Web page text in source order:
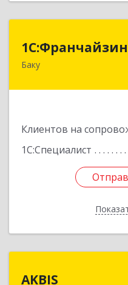
Баку
Клиентов на
1С:Специалист
AKBIS